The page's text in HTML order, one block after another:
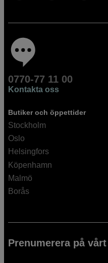
0770-77 11 00
Kontakta oss
Butiker och öppettider
Stockholm
Oslo
Helsingfors
Köpenhamn
Malmö
Borås
Prenumerera på